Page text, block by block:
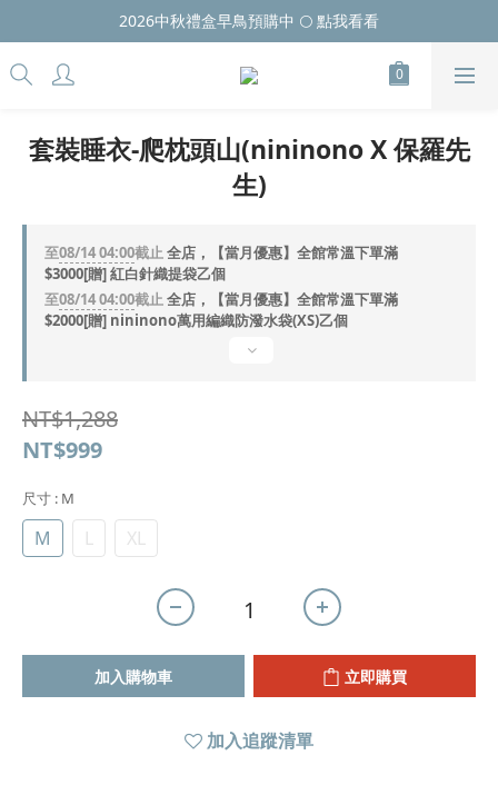
2026中秋禮盒早鳥預購中 🌕 點我看看
套裝睡衣-爬枕頭山(nininono X 保羅先
生)
至08/14 04:00截止全店，【當月優惠】全館常溫下單滿
$3000[贈] 紅白針織提袋乙個
至08/14 04:00截止全店，【當月優惠】全館常溫下單滿
$2000[贈] nininono萬用編織防潑水袋(XS)乙個
NT$1,288
NT$999
尺寸 : M
M L XL
加入購物車 立即購買
加入追蹤清單